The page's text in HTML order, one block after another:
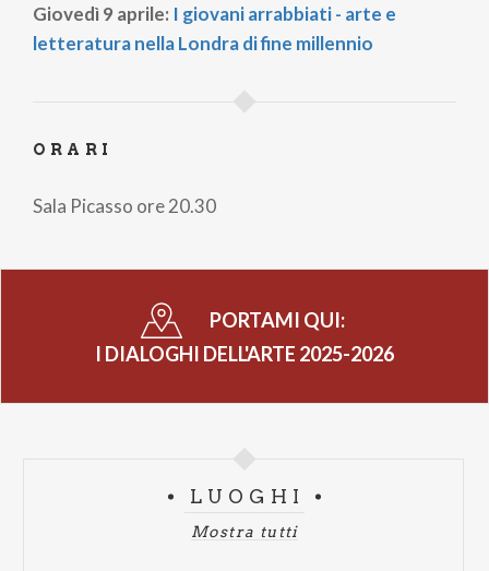
Giovedì 9 aprile: I giovani arrabbiati - arte e
letteratura nella Londra di fine millennio
ORARI
Sala Picasso ore 20.30
PORTAMI QUI:
I DIALOGHI DELL'ARTE 2025-2026
LUOGHI
Mostra tutti